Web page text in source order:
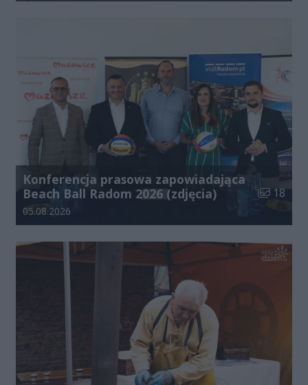
Konferencja prasowa zapowiadająca
Beach Ball Radom 2026 (zdjęcia)
Liczba
18
Data dodania galerii:
05.08.2026